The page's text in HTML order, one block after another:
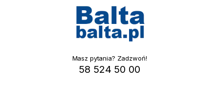
Masz pytania? Zadzwoń!
58 524 50 00